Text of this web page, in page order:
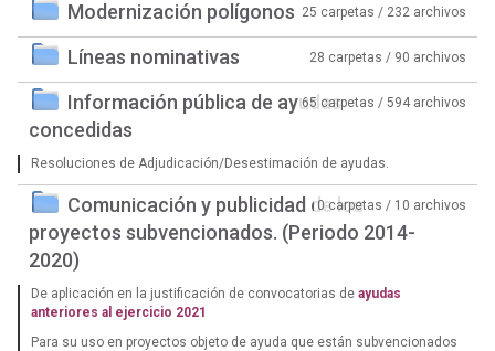
Modernización polígonos 25 carpetas / 232 archivos
Líneas nominativas 28 carpetas / 90 archivos
Información pública de ayudas
concedidas
65 carpetas / 594 archivos
Resoluciones de Adjudicación/Desestimación de ayudas.
Comunicación y publicidad de los
proyectos subvencionados. (Periodo 2014-
2020)
0 carpetas / 10 archivos
De aplicación en la justificación de convocatorias de ayudas
anteriores al ejercicio 2021
Para su uso en proyectos objeto de ayuda que están subvencionados